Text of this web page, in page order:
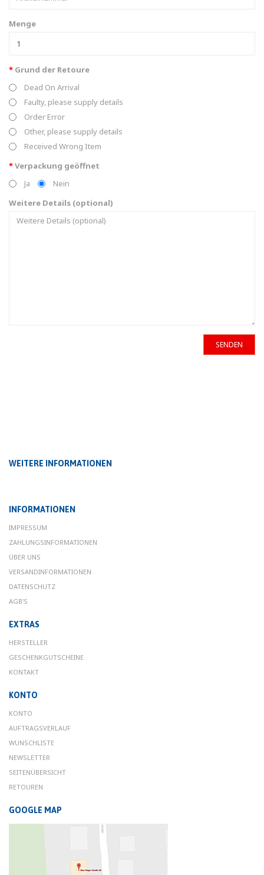
Menge
Grund der Retoure
Dead On Arrival
Faulty, please supply details
Order Error
Other, please supply details
Received Wrong Item
Verpackung geöffnet
Ja
Nein
Weitere Details (optional)
WEITERE INFORMATIONEN
INFORMATIONEN
IMPRESSUM
ZAHLUNGSINFORMATIONEN
ÜBER UNS
VERSANDINFORMATIONEN
DATENSCHUTZ
AGB'S
EXTRAS
HERSTELLER
GESCHENKGUTSCHEINE
KONTAKT
KONTO
KONTO
AUFTRAGSVERLAUF
WUNSCHLISTE
NEWSLETTER
SEITENÜBERSICHT
RETOUREN
GOOGLE MAP